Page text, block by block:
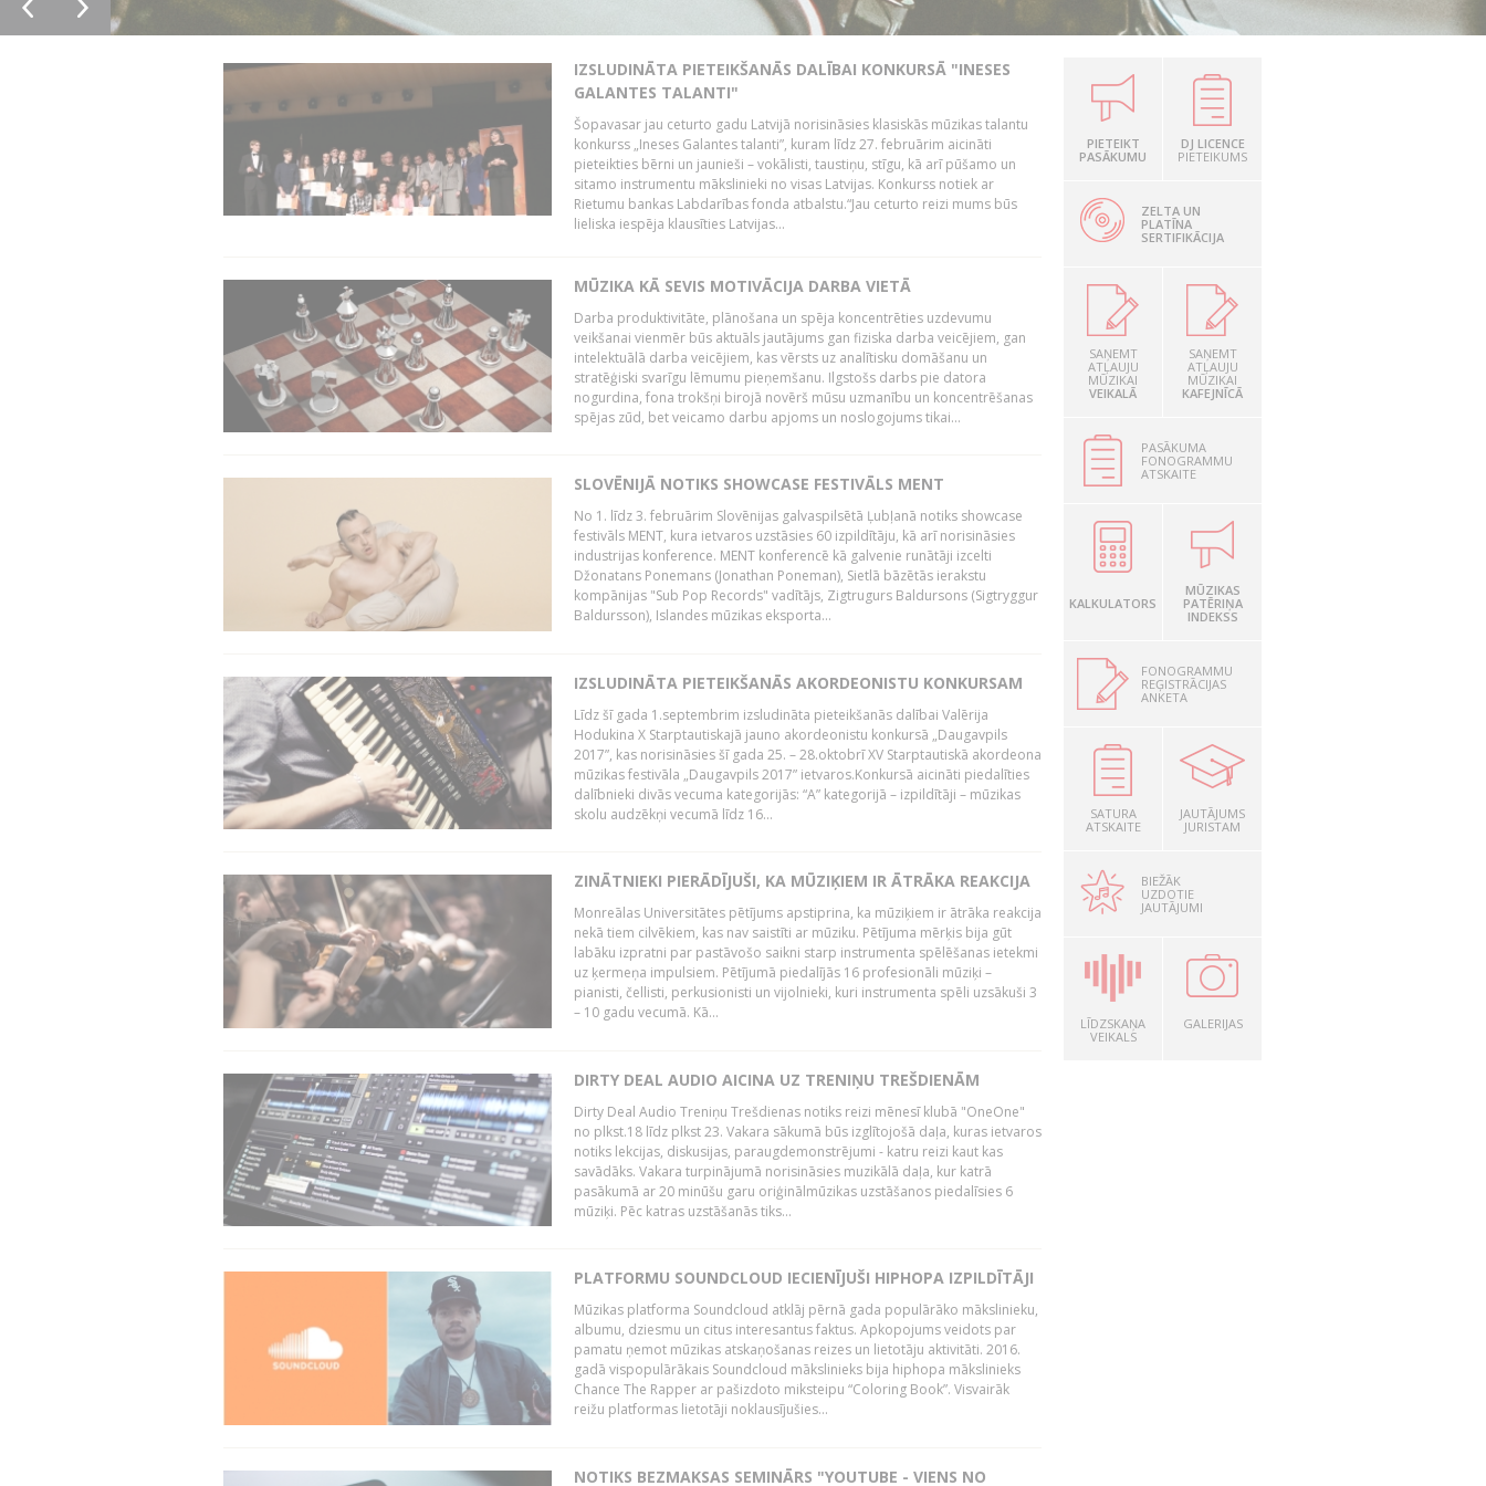
IZSLUDINĀTA PIETEIKŠANĀS DALĪBAI KONKURSĀ "INESES
GALANTES TALANTI"
Šopavasar jau ceturto gadu Latvijā norisināsies klasiskās mūzikas talantu
konkurss „Ineses Galantes talanti”, kuram līdz 27. februārim aicināti
pieteikties bērni un jaunieši – vokālisti, taustiņu, stīgu, kā arī pūšamo un
sitamo instrumentu mākslinieki no visas Latvijas. Konkurss notiek ar
Rietumu bankas Labdarības fonda atbalstu.“Jau ceturto reizi mums būs
lieliska iespēja klausīties Latvijas...
MŪZIKA KĀ SEVIS MOTIVĀCIJA DARBA VIETĀ
Darba produktivitāte, plānošana un spēja koncentrēties uzdevumu
veikšanai vienmēr būs aktuāls jautājums gan fiziska darba veicējiem, gan
intelektuālā darba veicējiem, kas vērsts uz analītisku domāšanu un
stratēģiski svarīgu lēmumu pieņemšanu. Ilgstošs darbs pie datora
nogurdina, fona trokšņi birojā novērš mūsu uzmanību un koncentrēšanas
spējas zūd, bet veicamo darbu apjoms un noslogojums tikai...
SLOVĒNIJĀ NOTIKS SHOWCASE FESTIVĀLS MENT
No 1. līdz 3. februārim Slovēnijas galvaspilsētā Ļubļanā notiks showcase
festivāls MENT, kura ietvaros uzstāsies 60 izpildītāju, kā arī norisināsies
industrijas konference. MENT konferencē kā galvenie runātāji izcelti
Džonatans Ponemans (Jonathan Poneman), Sietlā bāzētās ierakstu
kompānijas "Sub Pop Records" vadītājs, Zigtrugurs Baldursons (Sigtryggur
Baldursson), Islandes mūzikas eksporta...
IZSLUDINĀTA PIETEIKŠANĀS AKORDEONISTU KONKURSAM
Līdz šī gada 1.septembrim izsludināta pieteikšanās dalībai Valērija
Hodukina X Starptautiskajā jauno akordeonistu konkursā „Daugavpils
2017”, kas norisināsies šī gada 25. – 28.oktobrī XV Starptautiskā akordeona
mūzikas festivāla „Daugavpils 2017” ietvaros.Konkursā aicināti piedalīties
dalībnieki divās vecuma kategorijās: “A” kategorijā – izpildītāji – mūzikas
skolu audzēkņi vecumā līdz 16...
ZINĀTNIEKI PIERĀDĪJUŠI, KA MŪZIĶIEM IR ĀTRĀKA REAKCIJA
Monreālas Universitātes pētījums apstiprina, ka mūziķiem ir ātrāka reakcija
nekā tiem cilvēkiem, kas nav saistīti ar mūziku. Pētījuma mērķis bija gūt
labāku izpratni par pastāvošo saikni starp instrumenta spēlēšanas ietekmi
uz ķermeņa impulsiem. Pētījumā piedalījās 16 profesionāli mūziķi –
pianisti, čellisti, perkusionisti un vijolnieki, kuri instrumenta spēli uzsākuši 3
– 10 gadu vecumā. Kā...
DIRTY DEAL AUDIO AICINA UZ TRENIŅU TREŠDIENĀM
Dirty Deal Audio Treniņu Trešdienas notiks reizi mēnesī klubā "OneOne"
no plkst.18 līdz plkst 23. Vakara sākumā būs izglītojošā daļa, kuras ietvaros
notiks lekcijas, diskusijas, paraugdemonstrējumi - katru reizi kaut kas
savādāks. Vakara turpinājumā norisināsies muzikālā daļa, kur katrā
pasākumā ar 20 minūšu garu oriģinālmūzikas uzstāšanos piedalīsies 6
mūziķi. Pēc katras uzstāšanās tiks...
PLATFORMU SOUNDCLOUD IECIENĪJUŠI HIPHOPA IZPILDĪTĀJI
Mūzikas platforma Soundcloud atklāj pērnā gada populārāko mākslinieku,
albumu, dziesmu un citus interesantus faktus. Apkopojums veidots par
pamatu ņemot mūzikas atskaņošanas reizes un lietotāju aktivitāti. 2016.
gadā vispopulārākais Soundcloud mākslinieks bija hiphopa mākslinieks
Chance The Rapper ar pašizdoto miksteipu “Coloring Book”. Visvairāk
reižu platformas lietotāji noklausījušies...
NOTIKS BEZMAKSAS SEMINĀRS "YOUTUBE - VIENS NO
PIETEIKT
PASĀKUMU
DJ LICENCE
PIETEIKUMS
ZELTA UN
PLATĪNA
SERTIFIKĀCIJA
SAŅEMT
ATĻAUJU
MŪZIKAI
VEIKALĀ
SAŅEMT
ATĻAUJU
MŪZIKAI
KAFEJNĪCĀ
PASĀKUMA
FONOGRAMMU
ATSKAITE
KALKULATORS
MŪZIKAS
PATĒRIŅA
INDEKSS
FONOGRAMMU
REĢISTRĀCIJAS
ANKETA
SATURA
ATSKAITE
JAUTĀJUMS
JURISTAM
BIEŽĀK
UZDOTIE
JAUTĀJUMI
LĪDZSKAŅA
VEIKALS
GALERIJAS